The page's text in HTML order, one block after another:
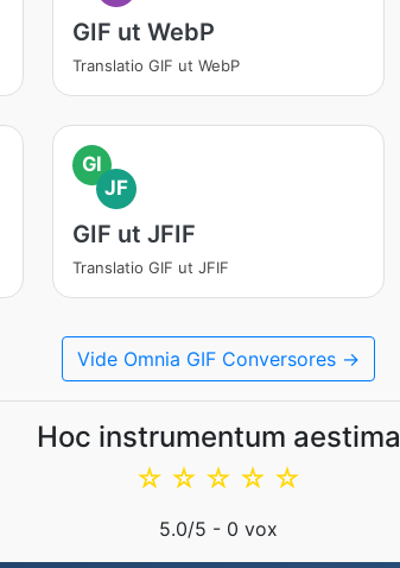
GIF ut WebP
Translatio GIF ut WebP
GI
JF
GIF ut JFIF
Translatio GIF ut JFIF
Vide Omnia GIF Conversores →
Hoc instrumentum aestima
☆
☆
☆
☆
☆
5.0/5 - 0 vox